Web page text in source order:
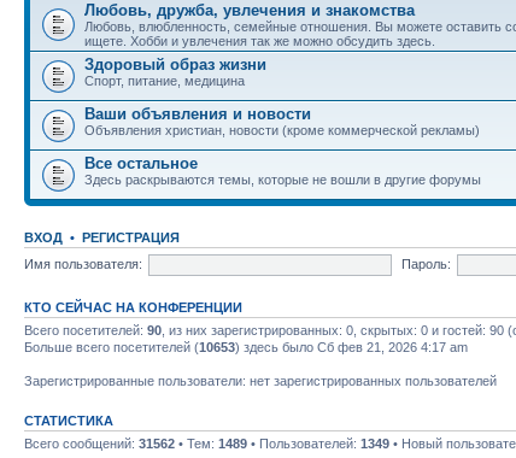
Любовь, дружба, увлечения и знакомства
Любовь, влюбленность, семейные отношения. Вы можете оставить
ищете. Хобби и увлечения так же можно обсудить здесь.
Здоровый образ жизни
Спорт, питание, медицина
Ваши объявления и новости
Объявления христиан, новости (кроме коммерческой рекламы)
Все остальное
Здесь раскрываются темы, которые не вошли в другие форумы
ВХОД • РЕГИСТРАЦИЯ
Имя пользователя:
Пароль:
КТО СЕЙЧАС НА КОНФЕРЕНЦИИ
Всего посетителей: 90 , из них зарегистрированных: 0, скрытых: 0 и гостей:
Больше всего посетителей (10653) здесь было Сб фев 21, 2026 4:17 am
Зарегистрированные пользователи: нет зарегистрированных пользователей
СТАТИСТИКА
Всего сообщений: 31562 • Тем: 1489 • Пользователей: 1349 • Новый